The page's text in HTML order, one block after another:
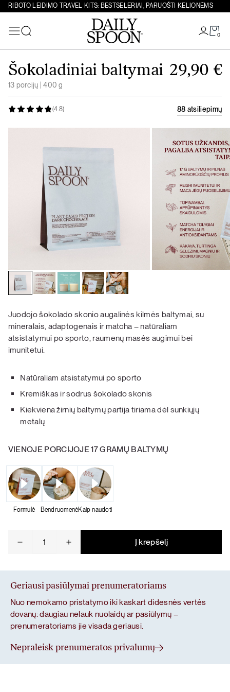
RIBOTO LEIDIMO TRAVEL KITS: BESTSELERIAI, PARUOŠTI KELIONĖMS
0
Paieška
(4.8) 88 atsiliepimų
Šokoladiniai baltymai
13 porcijų | 400 g
29,90 €
Juodojo šokolado skonio augalinės kilmės baltymai, su
mineralais, adaptogenais ir matcha – natūraliam
atsistatymui po sporto, raumenų masės augimui bei
imunitetui.
Natūraliam atsistatymui po sporto
Kremiškas ir sodrus šokolado skonis
Kiekviena žirnių baltymų partija tiriama dėl sunkiųjų
metalų
VIENOJE PORCIJOJE 17 GRAMŲ BALTYMŲ
Formulė BendruomenėKaip naudoti
kiekis:
baltymai
Į krepšelį
Geriausi pasiūlymai prenumeratoriams
Nuo nemokamo pristatymo iki kaskart didesnės vertės
dovanų: daugiau nelauk nuolaidų ar pasiūlymų –
prenumeratoriams jie visada geriausi.
Nepraleisk prenumeratos privalumų